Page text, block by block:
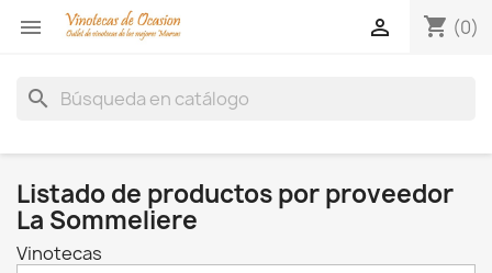
 shopping_cart (0)

search
Listado de productos por proveedor
La Sommeliere
Vinotecas